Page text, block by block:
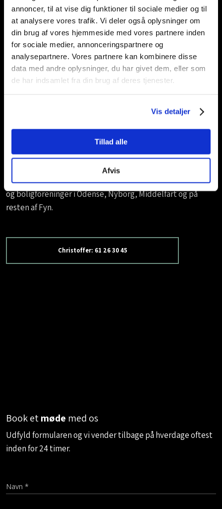
annoncer, til at vise dig funktioner til sociale medier og til
at analysere vores trafik. Vi deler også oplysninger om
din brug af vores hjemmeside med vores partnere inden
for sociale medier, annonceringspartnere og
analysepartnere. Vores partnere kan kombinere disse
data med andre oplysninger, du har givet dem, eller som
de har indsamlet fra din brug af deres tjenester.
Vis detaljer
Tillad alle
Afvis
mere om vores kompetencer, hvis du har nogle spørgsmål,
eller hvis du ønsker at booke et møde med en af vores
arkitekter.
Inden mødet kan du med fordel gøre dig nogle
overvejelser omkring:
Dine ønsker i forhold til indretning og stil
Dine ønsker i forhold til budgettet
​ Vi varetager som nævnt projekter for både erhvervskunder
og boligforeninger i Odense, Nyborg, Middelfart og på
resten af Fyn.
Christoffer: 61 26 30 45
Book etmøde med os
​Udfyld formularen og vi vender tilbage på hverdage oftest
inden for 24 timer.